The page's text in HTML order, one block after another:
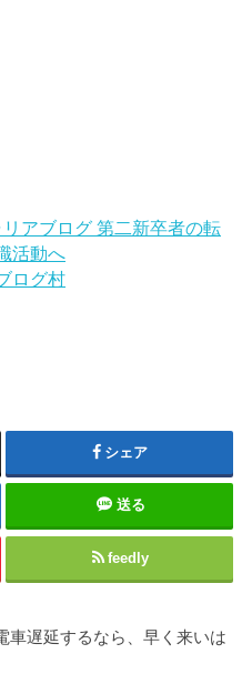
ログ村
シェア
送る
feedly
車遅延するなら、早く来いは